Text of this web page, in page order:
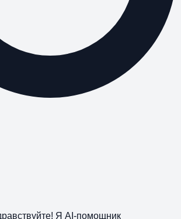
Я AI-помощник